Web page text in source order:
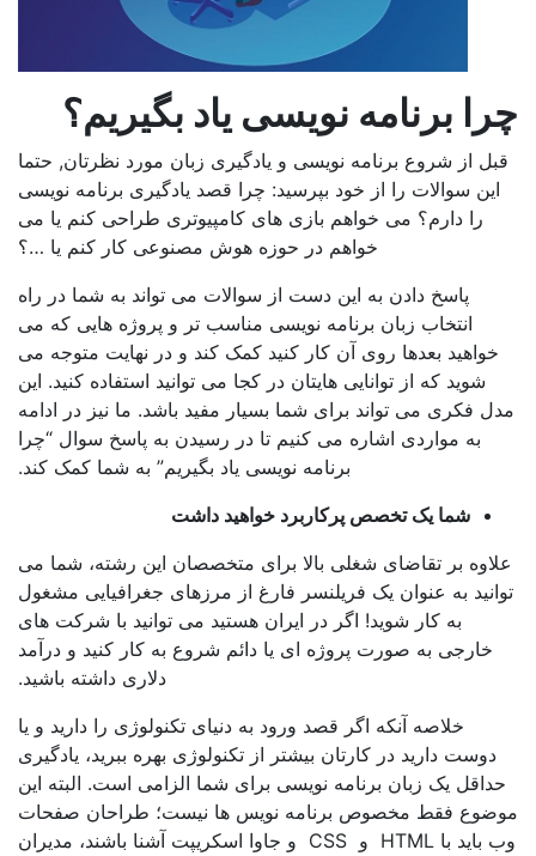
برنامه نویسی یاد بگیریم؟
از شروع برنامه نویسی و یادگیری زبان مورد نظرتان, حتما
سوالات را از خود بپرسید: چرا قصد یادگیری برنامه نویسی
دارم؟ می خواهم بازی های کامپیوتری طراحی کنم یا می
خواهم در حوزه هوش مصنوعی کار کنم یا …؟
پاسخ دادن به این دست از سوالات می تواند به شما در راه
انتخاب زبان برنامه نویسی مناسب تر و پروژه هایی که می
بعدها روی آن کار کنید کمک کند و در نهایت متوجه می
که از توانایی هایتان در کجا می توانید استفاده کنید. این
می تواند برای شما بسیار مفید باشد. ما نیز در ادامه
به مواردی اشاره می کنیم تا در رسیدن به پاسخ سوال “چرا
برنامه نویسی یاد بگیریم” به شما کمک کند.
شما یک تخصص پرکاربرد خواهید داشت
بر تقاضای شغلی بالا برای متخصصان این رشته، شما می
به عنوان یک فریلنسر فارغ از مرزهای جغرافیایی مشغول
به کار شوید! اگر در ایران هستید می توانید با شرکت های
به صورت پروژه ای یا دائم شروع به کار کنید و درآمد
دلاری داشته باشید.
خلاصه آنکه اگر قصد ورود به دنیای تکنولوژی را دارید و یا
دارید در کارتان بیشتر از تکنولوژی بهره ببرید، یادگیری
یک زبان برنامه نویسی برای شما الزامی است. البته این
فقط مخصوص برنامه نویس ها نیست؛ طراحان صفحات
وب باید با HTML و CSS و جاوا اسکریپت آشنا باشند، مدیران